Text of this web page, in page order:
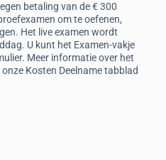
betaling van de € 300
om te oefenen,
Het live examen wordt
U kunt het Examen-vakje
Meer informatie over het
Kosten Deelname tabblad